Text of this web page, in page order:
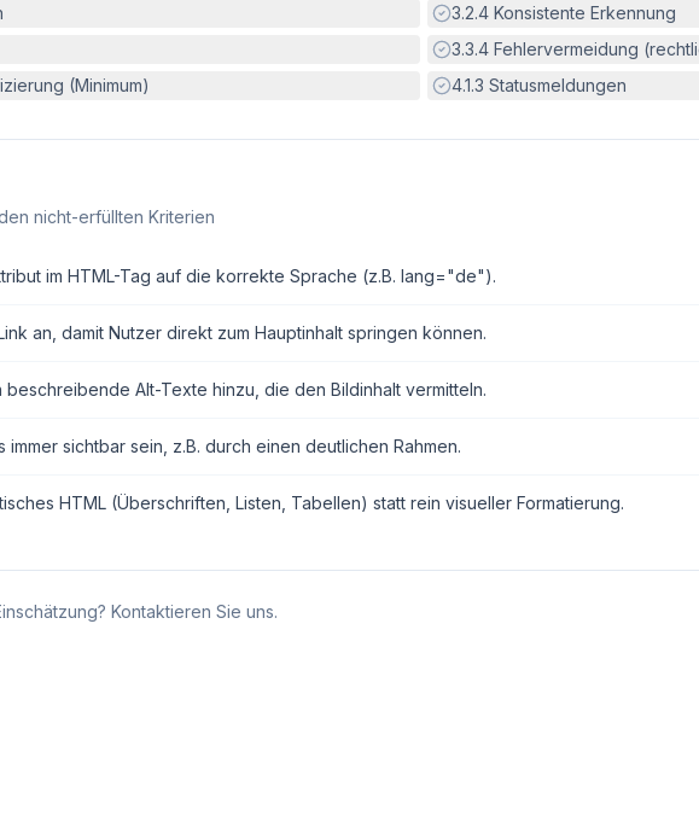
Erfüllt:
3.2.4 Konsistente Erkennung
Erfüllt:
3.3.4 Fehlervermeidung
(Minimum) Erfüllt:
4.1.3 Statusmeldungen
nicht-erfüllten Kriterien
im HTML-Tag auf die korrekte Sprache (z.B. lang="de").
an, damit Nutzer direkt zum Hauptinhalt springen können.
beschreibende Alt-Texte hinzu, die den Bildinhalt vermitteln.
immer sichtbar sein, z.B. durch einen deutlichen Rahmen.
HTML (Überschriften, Listen, Tabellen) statt rein visueller Formatierung.
Kontaktieren Sie uns.